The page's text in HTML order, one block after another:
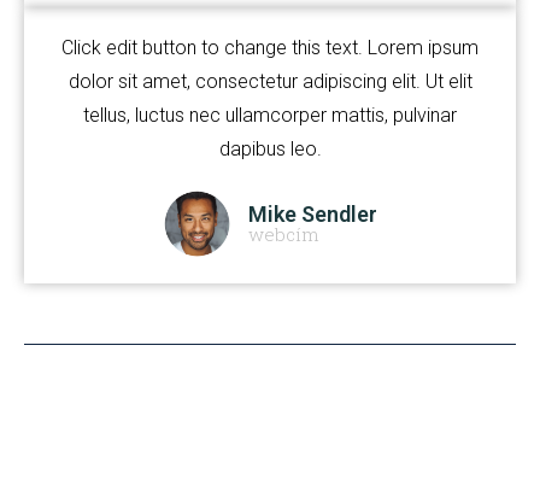
Click edit button to change this text. Lorem ipsum
dolor sit amet, consectetur adipiscing elit. Ut elit
tellus, luctus nec ullamcorper mattis, pulvinar
dapibus leo.
Mike Sendler
webcím